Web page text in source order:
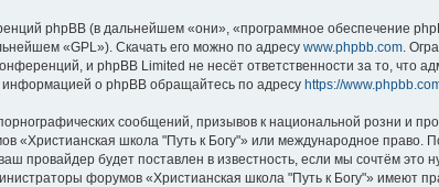
phpBB (в дальнейшем «они», «программное обеспечение
«GPL»). Скачать его можно по адресу www.phpbb.com .
и phpBB Limited не несёт ответственности за то, что
информацией о phpBB обращайтесь по адресу https://
сообщений, призывов к национальной розни и
«Христианская школа "Путь к Богу"» или международное право.
провайдер будет поставлен в известность, если мы сочтём это
форумов «Христианская школа "Путь к Богу"» имеют